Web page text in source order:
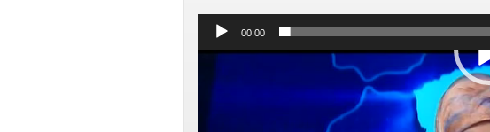
Lecteur
00:00